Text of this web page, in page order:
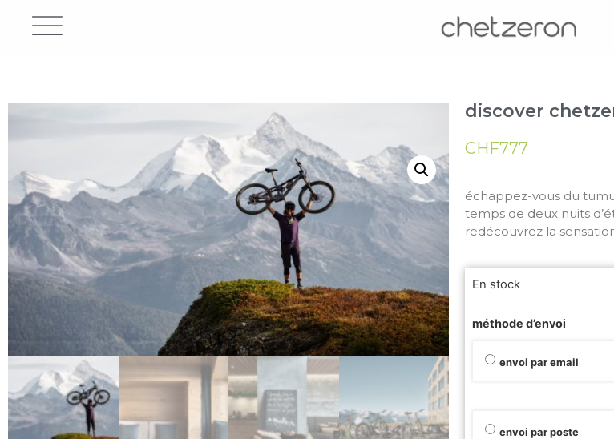
discover
CHF777
échappez-vous du
temps de deux nuits
redécouvrez la
En stock
méthode d’envoi
envoi par email
envoi par poste